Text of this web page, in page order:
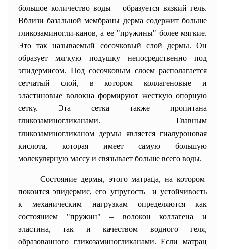
большое количество воды –образуется вязкий гель.
Вблизи базальной мембраны дерма содержит больше
гликозаминогли-канов, а ее "пружины" более мягкие.
Это так называемый сосочковый слой дермы. Он
образует мягкую подушку непосредственно под
эпидермисом. Под сосочковым слоем располагается
сетчатый слой, в котором коллагеновые и
эластиновые волокна формируют жесткую опорную
сетку. Эта сетка также пропитана
гликозаминогликанами. Главным
гликозаминогликаном дермы является гиалуроновая
кислота, которая имеет самую большую
молекулярную массу и связывает больше всего воды.
Состояние дермы, этого матраца, на котором
покоится эпидермис, его упругость и устойчивость
к механическим нагрузкам определяются как
состоянием "пружин"– волокон коллагена и
эластина, так и качеством водного геля,
образованного гликозаминогликанами. Если матрац